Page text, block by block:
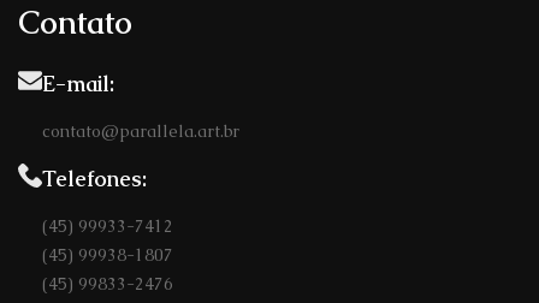
Contato
E-mail:
contato@parallela.art.br
Telefones:
(45) 99933-7412
(45) 99938-1807
(45) 99833-2476